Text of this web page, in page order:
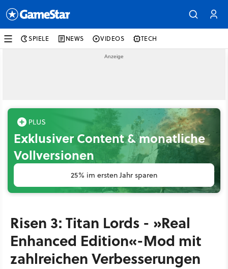
SPIELE NEWS VIDEOS TECH
Exklusiver Content & monatliche
Vollversionen
25% im ersten Jahr sparen
Risen 3: Titan Lords - »Real
Enhanced Edition«-Mod mit
zahlreichen Verbesserungen